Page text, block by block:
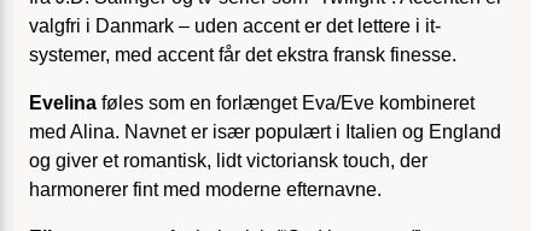
valgfri i Danmark – uden accent er det lettere i it-
systemer, med accent får det ekstra fransk finesse.
Evelina føles som en forlænget Eva/Eve kombineret
med Alina. Navnet er især populært i Italien og England
og giver et romantisk, lidt victoriansk touch, der
harmonerer fint med moderne efternavne.